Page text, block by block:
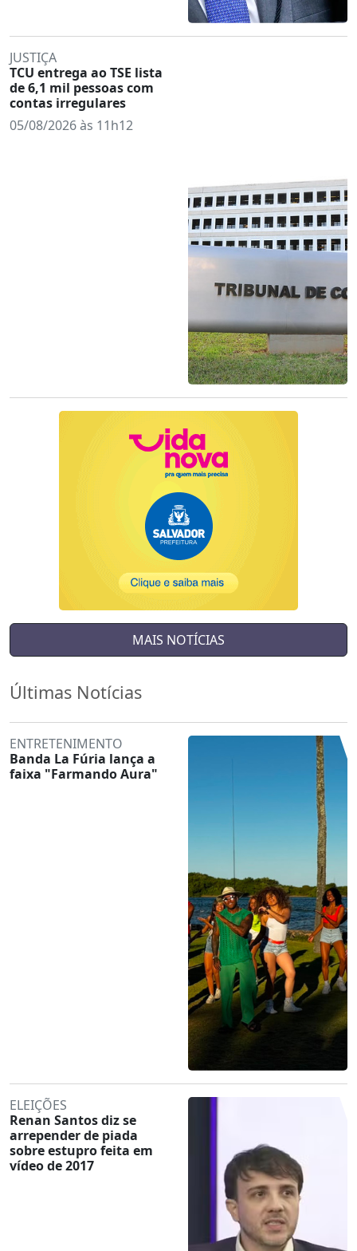
JUSTIÇA
TCU entrega ao TSE lista
de 6,1 mil pessoas com
contas irregulares
05/08/2026 às 11h12
MAIS NOTÍCIAS
Últimas Notícias
ENTRETENIMENTO
Banda La Fúria lança a
faixa "Farmando Aura"
ELEIÇÕES
Renan Santos diz se
arrepender de piada
sobre estupro feita em
vídeo de 2017